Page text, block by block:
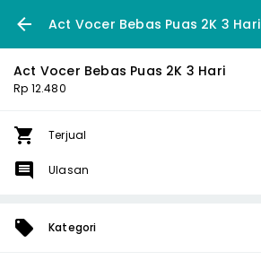
Act Vocer Bebas Puas 2K 3 Hari
Act Vocer Bebas Puas 2K 3 Hari
Rp 12.480
Terjual
Ulasan
Kategori